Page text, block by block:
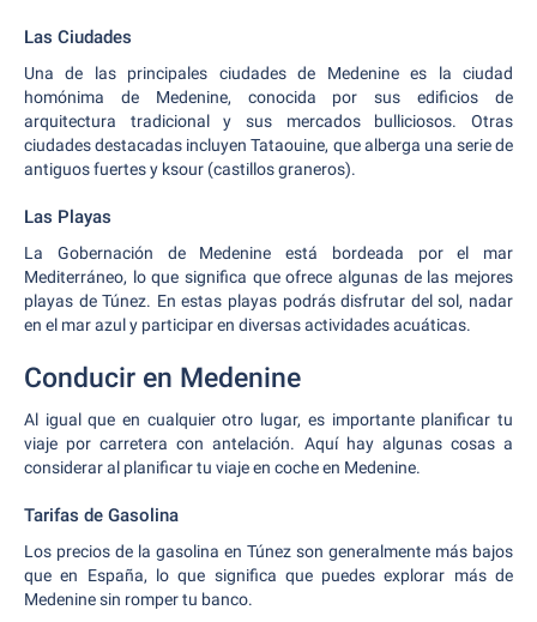
Las Ciudades
Una de las principales ciudades de Medenine es la ciudad
homónima de Medenine, conocida por sus edificios de
arquitectura tradicional y sus mercados bulliciosos. Otras
ciudades destacadas incluyen Tataouine, que alberga una serie de
antiguos fuertes y ksour (castillos graneros).
Las Playas
La Gobernación de Medenine está bordeada por el mar
Mediterráneo, lo que significa que ofrece algunas de las mejores
playas de Túnez. En estas playas podrás disfrutar del sol, nadar
en el mar azul y participar en diversas actividades acuáticas.
Conducir en Medenine
Al igual que en cualquier otro lugar, es importante planificar tu
viaje por carretera con antelación. Aquí hay algunas cosas a
considerar al planificar tu viaje en coche en Medenine.
Tarifas de Gasolina
Los precios de la gasolina en Túnez son generalmente más bajos
que en España, lo que significa que puedes explorar más de
Medenine sin romper tu banco.